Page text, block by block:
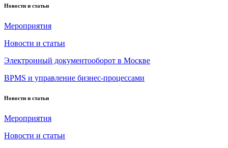
Новости и статьи
Мероприятия
Новости и статьи
Электронный документооборот в Москве
BPMS и управление бизнес-процессами
Новости и статьи
Мероприятия
Новости и статьи